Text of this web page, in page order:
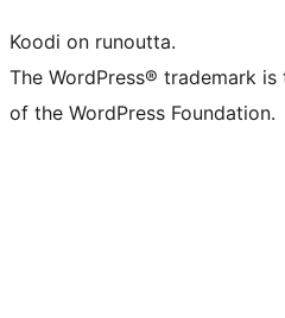
Koodi on runoutta.
The WordPress® trademark
of the WordPress Foundation.